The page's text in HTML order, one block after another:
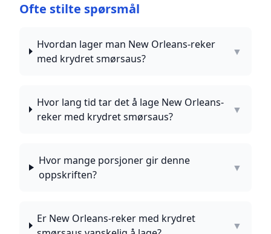
Ofte stilte spørsmål
Hvordan lager man New Orleans-reker
med krydret smørsaus?
▼
Hvor lang tid tar det å lage New Orleans-
reker med krydret smørsaus?
▼
Hvor mange porsjoner gir denne
oppskriften?
▼
Er New Orleans-reker med krydret
▼